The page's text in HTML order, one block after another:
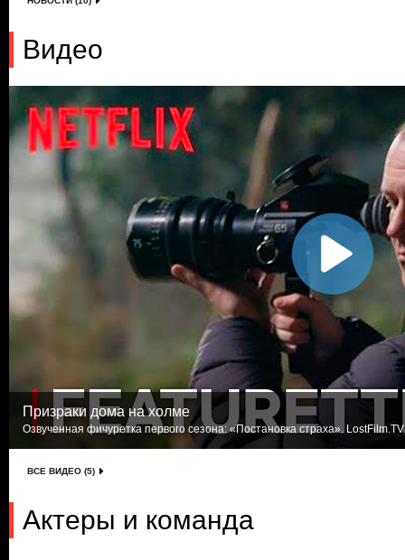
Видео
Призраки дома на холме
Озвученная фичуретка первого сезона: «Постановка страха». LostFilm.TV
ВСЕ ВИДЕО (5)
Актеры и команда